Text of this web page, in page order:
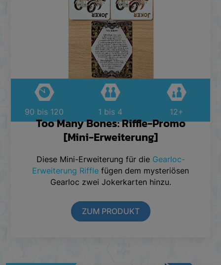
Too Many Bones: Riffle-Promo
[Mini-Erweiterung]
Diese Mini-Erweiterung für die Gearloc-
Erweiterung Riffle fügen dem mysteriösen
Gearloc zwei Jokerkarten hinzu.
ZUM PRODUKT
90 bis 120 1 bis 4 12+